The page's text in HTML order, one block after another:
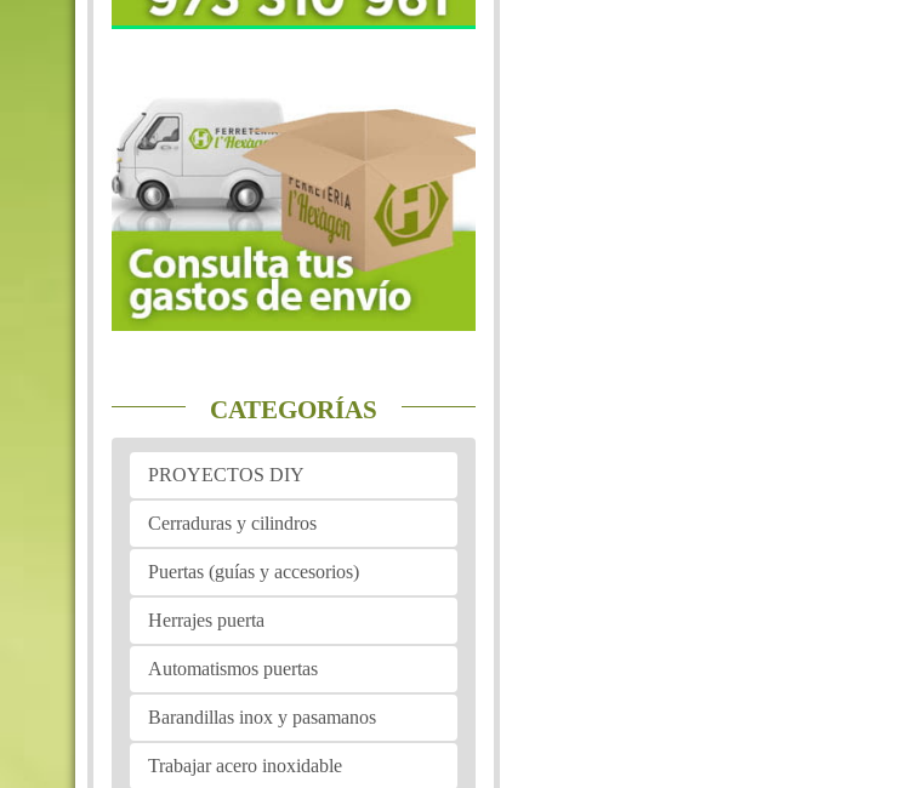
CATEGORÍAS
PROYECTOS DIY
Cerraduras y cilindros
Puertas (guías y accesorios)
Herrajes puerta
Automatismos puertas
Barandillas inox y pasamanos
Trabajar acero inoxidable